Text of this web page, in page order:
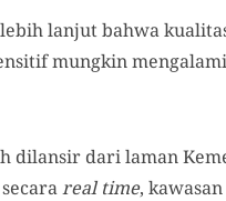
lanjut bahwa
mungkin
dilansir dari laman
real time,